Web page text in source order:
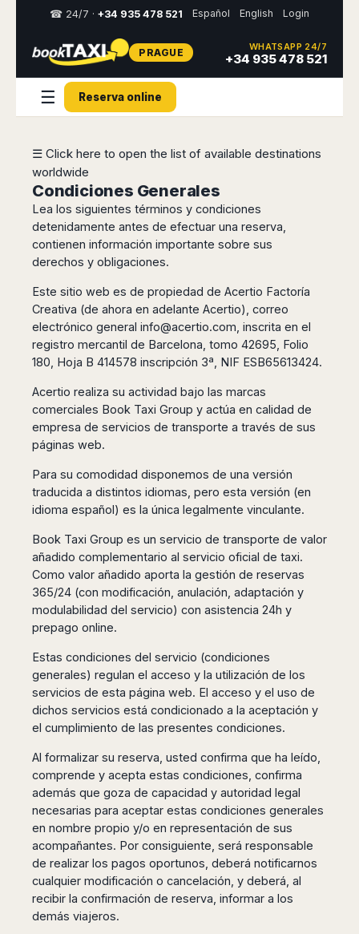
Select
Spain
Barcelona
Reus
Zaragoza
Bilbao
Sebastian
Vigo
Santiago
Coruña
Valencia
Alicante
Castellón
Mallorca
Menorca
Ibiza
Sevilla
Jerez
Almeria
Malaga
Marbella
Granada
UK
London
Birmingham
Cardiff
Edinburgh
Italy
Milan
Genoa
Venice
Venice
Tours)
Verona
Bologna
Rimini
Pisa
Perugia
Rome
Pescara
Naples
Olbia
Bari
Brindisi
Lecce
Lamezia
Terme
Reggio
Crotone
Catania
Palermo
Trapani
Comiso
-
Ragusa
Poland
Rest
of
Europe
Brussels
Luxembourg
Geneva
Zurich
Amsterdam
Eindhoven
Rotterdam
The
Hague
Stockholm
Lulea
Kalmar
Kiruna
Oslo
Copenaghen
Helsinki
Rovaniemi
Malta
Prague
Budapest
Istanbul
Athens
Rhodes
Kos
Tivat
Pogdorica
Moscow
Minsk
Yerevan
Tbilisi
Middle
East
Abu
Dhabi
Amman
Madaba
Kuwait
Doha
Jeddah
Medina
Riyadh
Abha
Muscat
Antalya
Bangkok
Puket
Krabi
Samui
Chiang
Mai
Pattaya
Phi
Phi
Cat
Bi
Hue
Da
Nang
Cam
Ranh
Quy
Nhon
Da
Usa
&
Canada
New
York
Los
Angeles
San
Las
Vegas
Anchorage
Baltimore
Boston
Chicago
Detroit
Houston
Memphis
Nashville
Portland
San
Diego
Honolulu
Indianapolis
Miami
Oakland
Orlando
Tampa
Quebec
Toronto
☎ 24/7 · +34 935 478 521 Español English Login
PRAGUE WHATSAPP 24/7
+34 935 478 521
☰ Reserva online
☰ Click here to open the list of available destinations
worldwide
Condiciones Generales
Lea los siguientes términos y condiciones
detenidamente antes de efectuar una reserva,
contienen información importante sobre sus
derechos y obligaciones.
Este sitio web es de propiedad de Acertio Factoría
Creativa (de ahora en adelante Acertio), correo
electrónico general info@acertio.com , inscrita en el
registro mercantil de Barcelona, tomo 42695, Folio
180, Hoja B 414578 inscripción 3ª, NIF ESB65613424.
Acertio realiza su actividad bajo las marcas
comerciales Book Taxi Group y actúa en calidad de
empresa de servicios de transporte a través de sus
páginas web.
Para su comodidad disponemos de una versión
traducida a distintos idiomas, pero esta versión (en
idioma español) es la única legalmente vinculante.
Book Taxi Group es un servicio de transporte de valor
añadido complementario al servicio oficial de taxi.
Como valor añadido aporta la gestión de reservas
365/24 (con modificación, anulación, adaptación y
modulabilidad del servicio) con asistencia 24h y
prepago online.
Estas condiciones del servicio (condiciones
generales) regulan el acceso y la utilización de los
servicios de esta página web. El acceso y el uso de
dichos servicios está condicionado a la aceptación y
el cumplimiento de las presentes condiciones.
Al formalizar su reserva, usted confirma que ha leído,
comprende y acepta estas condiciones, confirma
además que goza de capacidad y autoridad legal
necesarias para aceptar estas condiciones generales
en nombre propio y/o en representación de sus
acompañantes. Por consiguiente, será responsable
de realizar los pagos oportunos, deberá notificarnos
cualquier modificación o cancelación, y deberá, al
recibir la confirmación de reserva, informar a los
demás viajeros.